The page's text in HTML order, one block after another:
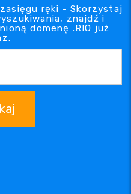
ręki - Skorzystaj
znajdź i
domenę .RIO już